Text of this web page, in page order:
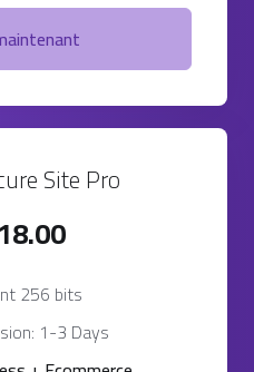
Site Pro
256 bits
1-3 Days